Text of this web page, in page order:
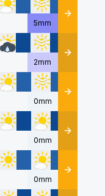
5mm Détails
2mm Détails
0mm Détails
0mm Détails
0mm Détails